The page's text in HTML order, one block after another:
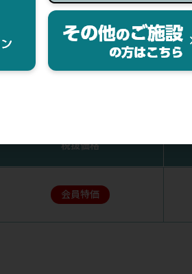
お届けまで約3営業日】
ご了承ください。
入りの登録にはログインが必要です。
税抜価格
会員特価